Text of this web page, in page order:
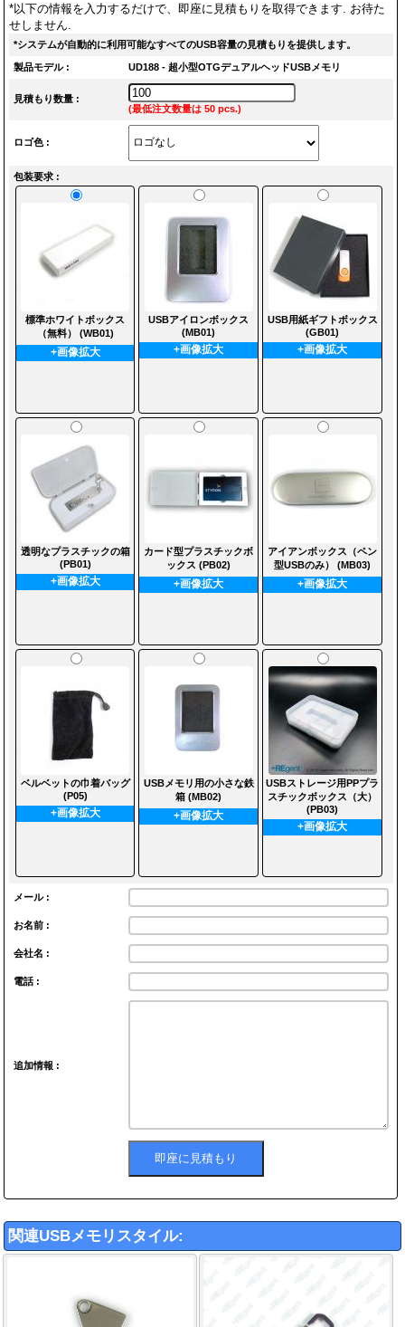
*以下の情報を入力するだけで、即座に見積もりを取得できます. お待た
せしません.
*システムが自動的に利用可能なすべてのUSB容量の見積もりを提供します。
製品モデル : UD188 - 超小型OTGデュアルヘッドUSBメモリ
見積もり数量 :
(最低注文数量は 50 pcs.)
ロゴ色 :
包装要求 :
標準ホワイトボックス
（無料） (WB01)
+画像拡大
USBアイロンボックス
(MB01)
+画像拡大
USB用紙ギフトボックス
(GB01)
+画像拡大
透明なプラスチックの箱
(PB01)
+画像拡大
カード型プラスチックボ
ックス (PB02)
+画像拡大
アイアンボックス（ペン
型USBのみ） (MB03)
+画像拡大
ベルベットの巾着バッグ
(P05)
+画像拡大
USBメモリ用の小さな鉄
箱 (MB02)
+画像拡大
USBストレージ用PPプラ
スチックボックス（大）
(PB03)
+画像拡大
メール :
お名前 :
会社名 :
電話 :
追加情報 :
関連USBメモリスタイル: